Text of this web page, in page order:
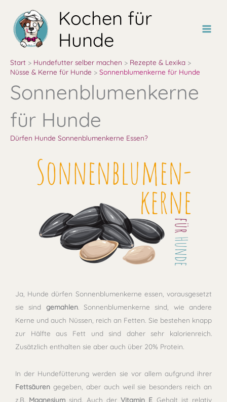
Inhalt
springen
Kochen für
Hunde
Start Hundefutter selber machen
Rezepte & Lexika
Nüsse & Kerne für Hunde
Sonnenblumenkerne für Hunde
Sonnenblumenkerne
für Hunde
Dürfen Hunde Sonnenblumenkerne Essen?
Ja, Hunde dürfen Sonnenblumenkerne essen, vorausgesetzt
sie sind gemahlen.Sonnenblumenkerne sind, wie andere
Kerne und auch Nüssen, reich an Fetten. Sie bestehen knapp
zur Hälfte aus Fett und sind daher sehr kalorienreich.
Zusätzlich enthalten sie aber auch über 20% Protein.
In der Hundefütterung werden sie vor allem aufgrund ihrer
Fettsäuren gegeben, aber auch weil sie besonders reich an
z.B. Magnesium sind. Auch derVitamin E Gehalt ist relativ